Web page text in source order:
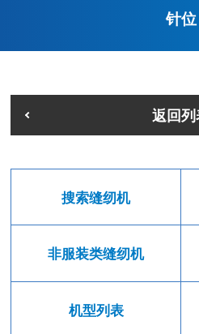
针位
返回
搜索缝纫机
非服装类缝纫机
机型列表